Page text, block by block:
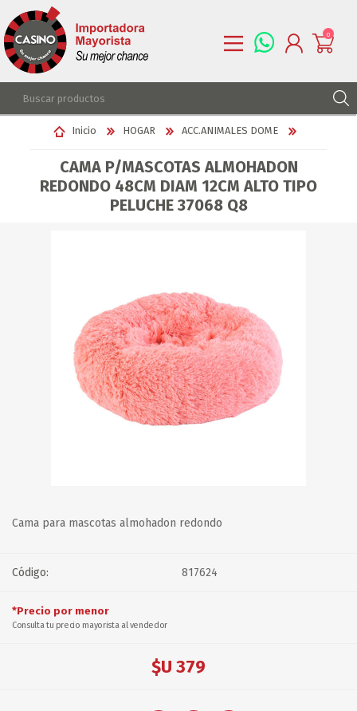
REGISTRARSE
LISTA DE DESEOS
0
0
Inicio HOGAR ACC.ANIMALES DOME
CAMA P/MASCOTAS ALMOHADON
REDONDO 48CM DIAM 12CM ALTO TIPO
PELUCHE 37068 Q8
Cama para mascotas almohadon redondo
Código: 817624
*Precio por menor
Consulta tu precio mayorista al vendedor
$U 379